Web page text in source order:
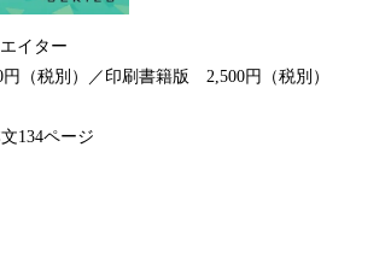
イター
（税別）／印刷書籍版 2,500円（税別）
134ページ